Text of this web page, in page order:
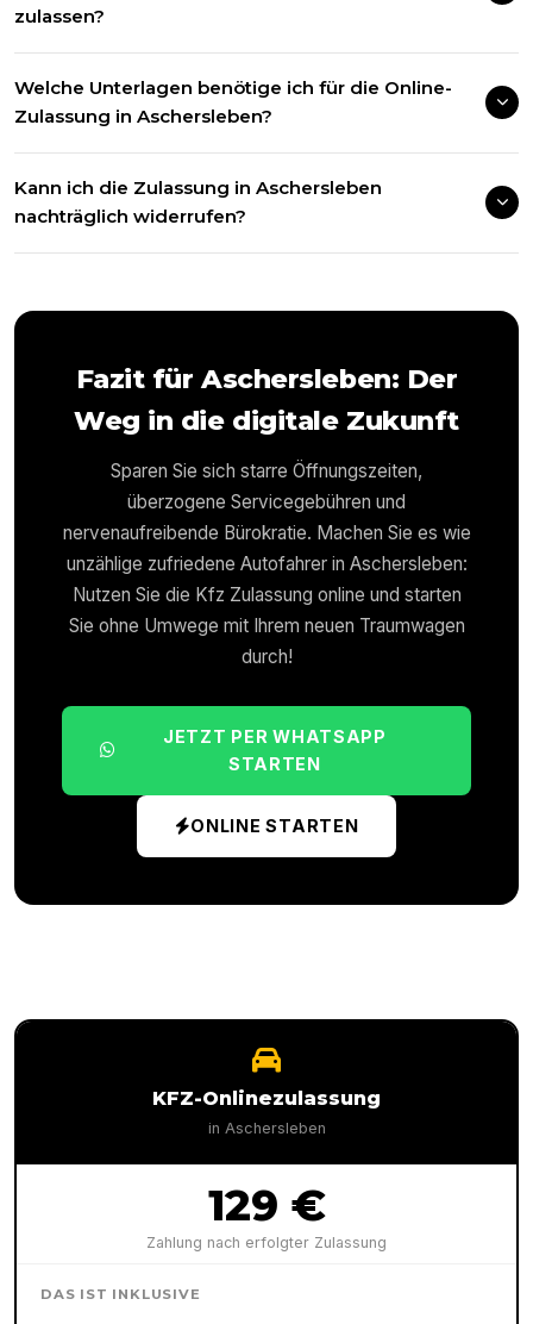
zulassen?
Welche Unterlagen benötige ich für die Online-
Zulassung in Aschersleben?
Kann ich die Zulassung in Aschersleben
nachträglich widerrufen?
Fazit fürAschersleben: Der
Weg in die digitale Zukunft
Sparen Sie sich starre Öffnungszeiten,
überzogene Servicegebühren und
nervenaufreibende Bürokratie. Machen Sie es wie
unzählige zufriedene Autofahrer in Aschersleben:
Nutzen Sie die Kfz Zulassung online und starten
Sie ohne Umwege mit Ihrem neuen Traumwagen
durch!
JETZT PER WHATSAPP
STARTEN
ONLINE STARTEN
KFZ-Onlinezulassung
in Aschersleben
129 €
Zahlung nach erfolgter Zulassung
DAS IST INKLUSIVE